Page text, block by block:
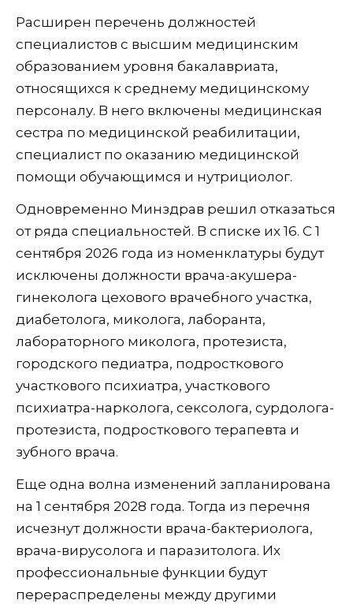
Расширен перечень должностей
специалистов с высшим медицинским
образованием уровня бакалавриата,
относящихся к среднему медицинскому
персоналу. В него включены медицинская
сестра по медицинской реабилитации,
специалист по оказанию медицинской
помощи обучающимся и нутрициолог.
Одновременно Минздрав решил отказаться
от ряда специальностей. В списке их 16. С 1
сентября 2026 года из номенклатуры будут
исключены должности врача-акушера-
гинеколога цехового врачебного участка,
диабетолога, миколога, лаборанта,
лабораторного миколога, протезиста,
городского педиатра, подросткового
участкового психиатра, участкового
психиатра-нарколога, сексолога, сурдолога-
протезиста, подросткового терапевта и
зубного врача.
Еще одна волна изменений запланирована
на 1 сентября 2028 года. Тогда из перечня
исчезнут должности врача-бактериолога,
врача-вирусолога и паразитолога. Их
профессиональные функции будут
перераспределены между другими